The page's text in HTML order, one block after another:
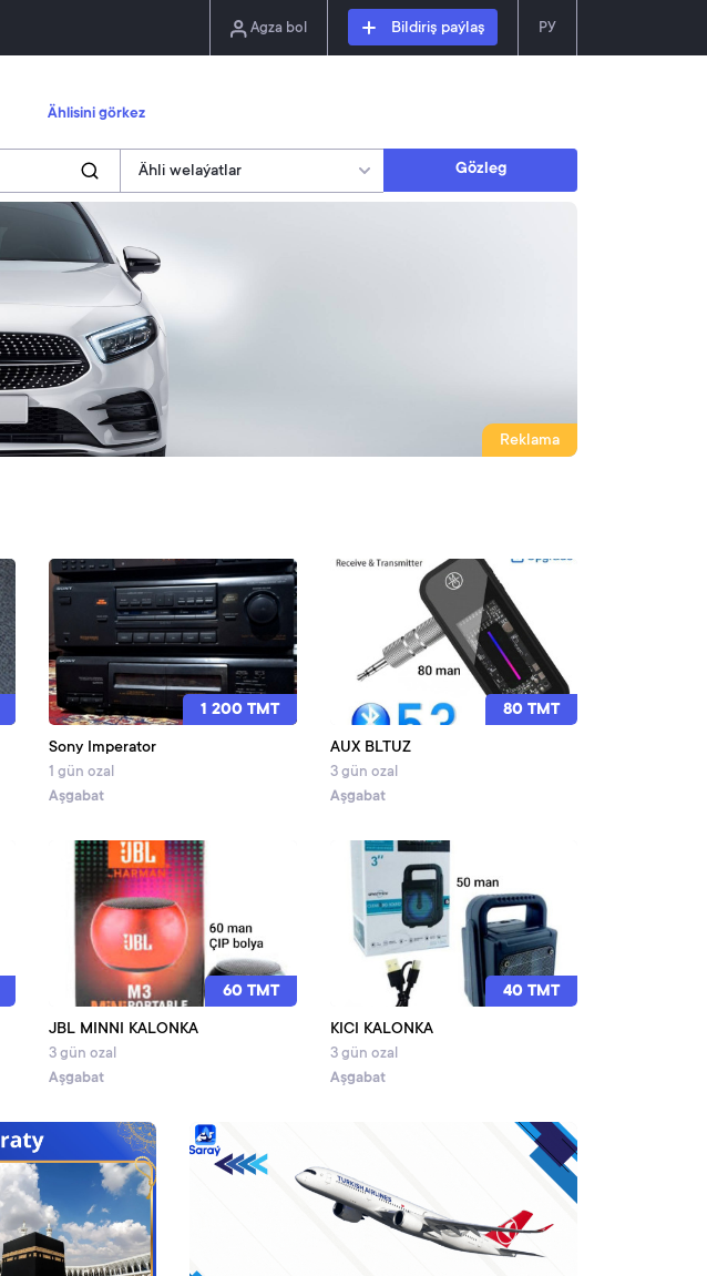
Agza bol Bildiriş paýlaş РУ
Ählisini görkez
Gözleg
Reklama
1 200 TMT
Sony Imperator
1 gün ozal
Aşgabat
80 TMT
AUX BLTUZ
3 gün ozal
Aşgabat
60 TMT
JBL MINNI KALONKA
3 gün ozal
Aşgabat
40 TMT
KICI KALONKA
3 gün ozal
Aşgabat